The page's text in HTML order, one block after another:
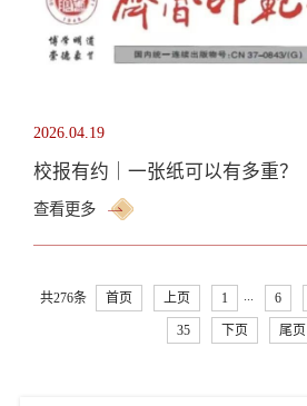
2026.04.19
校报有约｜一张纸可以有多重？
查看更多
共276条 首页 上页 1 ... 6
35 下页 尾页